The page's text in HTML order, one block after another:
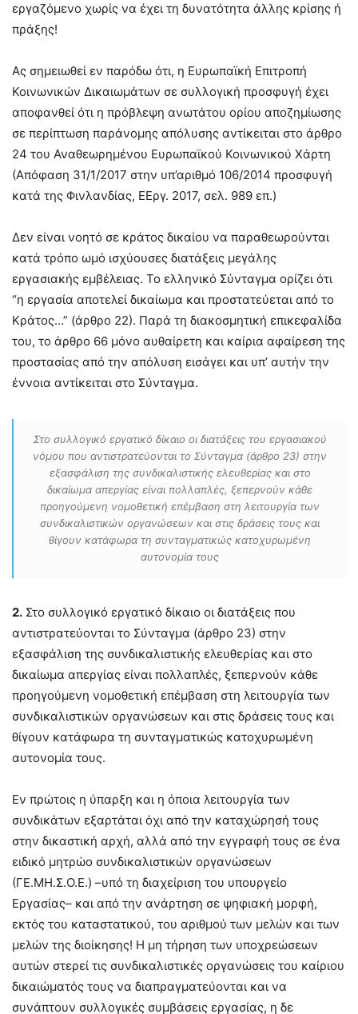
εργαζόμενο χωρίς να έχει τη δυνατότητα άλλης κρίσης ή
πράξης!
Ας σημειωθεί εν παρόδω ότι, η Ευρωπαϊκή Επιτροπή
Κοινωνικών Δικαιωμάτων σε συλλογική προσφυγή έχει
αποφανθεί ότι η πρόβλεψη ανωτάτου ορίου αποζημίωσης
σε περίπτωση παράνομης απόλυσης αντίκειται στο άρθρο
24 του Αναθεωρημένου Ευρωπαϊκού Κοινωνικού Χάρτη
(Απόφαση 31/1/2017 στην υπ’αριθμό 106/2014 προσφυγή
κατά της Φινλανδίας, ΕΕργ. 2017, σελ. 989 επ.)
Δεν είναι νοητό σε κράτος δικαίου να παραθεωρούνται
κατά τρόπο ωμό ισχύουσες διατάξεις μεγάλης
εργασιακής εμβέλειας. Το ελληνικό Σύνταγμα ορίζει ότι
“η εργασία αποτελεί δικαίωμα και προστατεύεται από το
Κράτος…” (άρθρο 22). Παρά τη διακοσμητική επικεφαλίδα
του, το άρθρο 66 μόνο αυθαίρετη και καίρια αφαίρεση της
προστασίας από την απόλυση εισάγει και υπ’ αυτήν την
έννοια αντίκειται στο Σύνταγμα.
Στο συλλογικό εργατικό δίκαιο οι διατάξεις του εργασιακού
νόμου που αντιστρατεύονται το Σύνταγμα (άρθρο 23) στην
εξασφάλιση της συνδικαλιστικής ελευθερίας και στο
δικαίωμα απεργίας είναι πολλαπλές, ξεπερνούν κάθε
προηγούμενη νομοθετική επέμβαση στη λειτουργία των
συνδικαλιστικών οργανώσεων και στις δράσεις τους και
θίγουν κατάφωρα τη συνταγματικώς κατοχυρωμένη
αυτονομία τους
2. Στο συλλογικό εργατικό δίκαιο οι διατάξεις που
αντιστρατεύονται το Σύνταγμα (άρθρο 23) στην
εξασφάλιση της συνδικαλιστικής ελευθερίας και στο
δικαίωμα απεργίας είναι πολλαπλές, ξεπερνούν κάθε
προηγούμενη νομοθετική επέμβαση στη λειτουργία των
συνδικαλιστικών οργανώσεων και στις δράσεις τους και
θίγουν κατάφωρα τη συνταγματικώς κατοχυρωμένη
αυτονομία τους.
Εν πρώτοις η ύπαρξη και η όποια λειτουργία των
συνδικάτων εξαρτάται όχι από την καταχώρησή τους
στην δικαστική αρχή, αλλά από την εγγραφή τους σε ένα
ειδικό μητρώο συνδικαλιστικών οργανώσεων
(ΓΕ.ΜΗ.Σ.Ο.Ε.) –υπό τη διαχείριση του υπουργείο
Εργασίας– και από την ανάρτηση σε ψηφιακή μορφή,
εκτός του καταστατικού, του αριθμού των μελών και των
μελών της διοίκησης! Η μη τήρηση των υποχρεώσεων
αυτών στερεί τις συνδικαλιστικές οργανώσεις του καίριου
δικαιώματός τους να διαπραγματεύονται και να
συνάπτουν συλλογικές συμβάσεις εργασίας, η δε